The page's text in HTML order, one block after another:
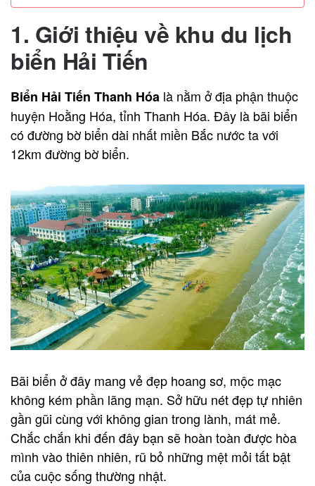
1. Giới thiệu về khu du lịch
biển Hải Tiến
Biển Hải Tiến Thanh Hóa là nằm ở địa phận thuộc
huyện Hoằng Hóa, tỉnh Thanh Hóa. Đây là bãi biển
có đường bờ biển dài nhất miền Bắc nước ta với
12km đường bờ biển.
Bãi biển ở đây mang vẻ đẹp hoang sơ, mộc mạc
không kém phần lãng mạn. Sở hữu nét đẹp tự nhiên
gần gũi cùng với không gian trong lành, mát mẻ.
Chắc chắn khi đến đây bạn sẽ hoàn toàn được hòa
mình vào thiên nhiên, rũ bỏ những mệt mỏi tất bật
của cuộc sống thường nhật.